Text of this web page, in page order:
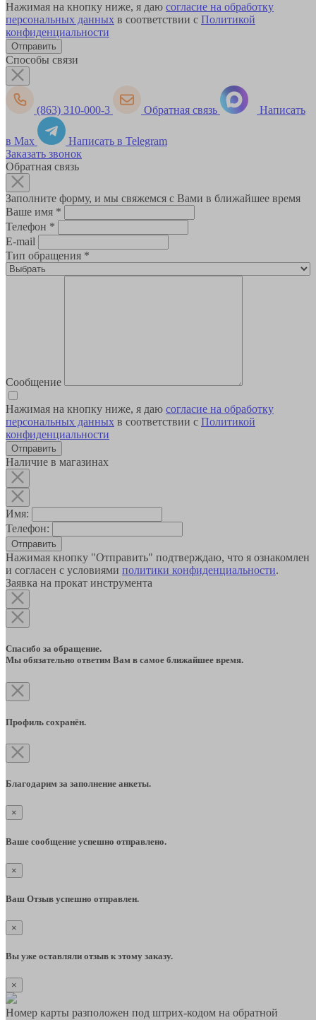
Нажимая на кнопку ниже, я даю согласие на обработку
персональных данных в соответствии с Политикой
конфиденциальности
Способы связи
(863) 310-000-3 Обратная связь Написать
в Max
Написать в Telegram
Заказать звонок
Обратная связь
Заполните форму, и мы свяжемся с Вами в ближайшее время
Ваше имя *
Телефон *
E-mail
Тип обращения *
Сообщение
Нажимая на кнопку ниже, я даю согласие на обработку
персональных данных в соответствии с Политикой
конфиденциальности
Наличие в магазинах
Имя:
Телефон:
Отправить
Нажимая кнопку "Отправить" подтверждаю, что я ознакомлен
и согласен с условиями политики конфиденциальности.
Заявка на прокат инструмента
Спасибо за обращение.
Мы обязательно ответим Вам в самое ближайшее время.
Профиль сохранён.
Благодарим за заполнение анкеты.
×
Ваше сообщение успешно отправлено.
×
Ваш Отзыв успешно отправлен.
×
Вы уже оставляли отзыв к этому заказу.
×
Номер карты разположен под штрих-кодом на обратной